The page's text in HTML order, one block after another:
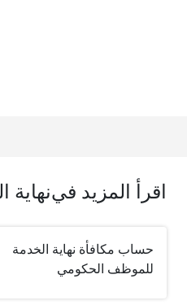
اقرأ المزيد فينهاية
حساب مكافأة نهاية الخدمة
للموظف الحكومي